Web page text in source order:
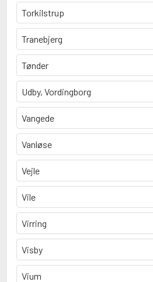
Torkilstrup
Tranebjerg
Tønder
Udby, Vordingborg
Vangede
Vanløse
Vejle
Vile
Virring
Visby
Vium